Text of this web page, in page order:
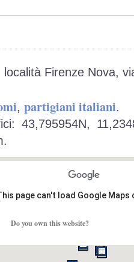
Firenze Nova,
, partigiani italiani.
43,795954N,
page can't load Google
Do you own this website?